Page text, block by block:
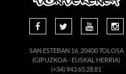
SAN ESTEBAN 16, 20400 TOLOSA
(GIPUZKOA - EUSKAL HERRIA)
(+34) 943.65.28.81